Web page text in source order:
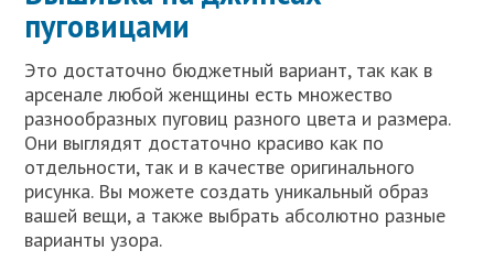
пуговицами
Это достаточно бюджетный вариант, так как в
арсенале любой женщины есть множество
разнообразных пуговиц разного цвета и размера.
Они выглядят достаточно красиво как по
отдельности, так и в качестве оригинального
рисунка. Вы можете создать уникальный образ
вашей вещи, а также выбрать абсолютно разные
варианты узора.